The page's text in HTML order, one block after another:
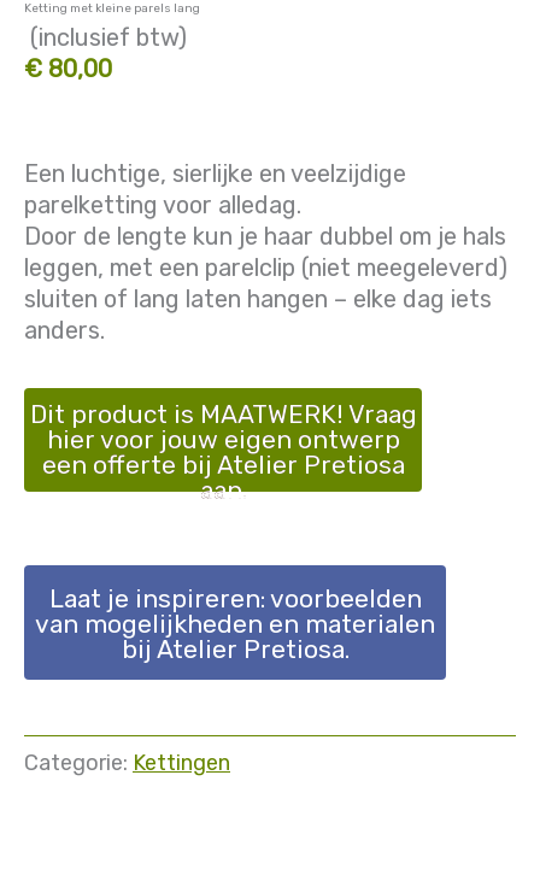
Ketting met kleine parels lang
(inclusief btw)
€ 80,00
Een luchtige, sierlijke en veelzijdige
parelketting voor alledag.
Door de lengte kun je haar dubbel om je hals
leggen, met een parelclip (niet meegeleverd)
sluiten of lang laten hangen – elke dag iets
anders.
Dit product is MAATWERK! Vraag
hier voor jouw eigen ontwerp
een offerte bij Atelier Pretiosa
aan.
Laat je inspireren: voorbeelden
van mogelijkheden en materialen
bij Atelier Pretiosa.
Categorie: Kettingen